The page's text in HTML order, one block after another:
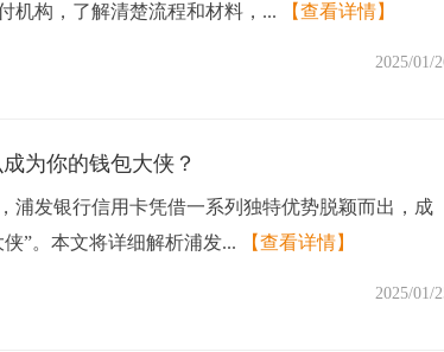
机构，了解清楚流程和材料，...
【查看详情】
2025/01/
为你的钱包大侠？
浦发银行信用卡凭借一系列独特优势脱颖而出，成
”。本文将详细解析浦发...
【查看详情】
2025/01/